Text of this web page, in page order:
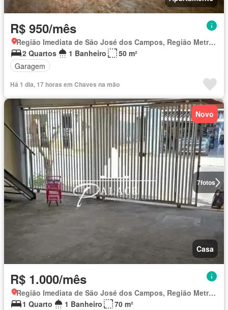
R$ 950/mês
Região Imediata de São José dos Campos, Região Metropolitana do Vale do Paraíba e Litoral Norte
2 Quartos
1 Banheiro
50 m²
Garagem
Há 1 dia, 17 horas em Chaves na mão
7fotos
Novo
Casa
R$ 1.000/mês
Região Imediata de São José dos Campos, Região Metropolitana do Vale do Paraíba e Litoral Norte
1 Quarto
1 Banheiro 70 m²